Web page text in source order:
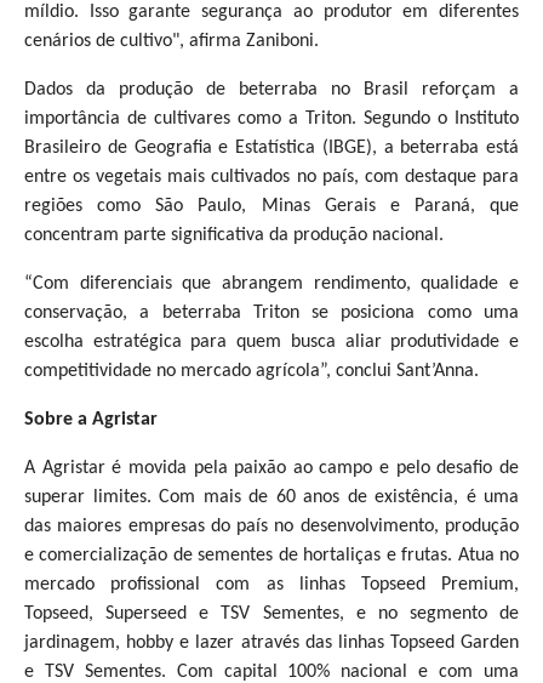
míldio. Isso garante segurança ao produtor em diferentes
cenários de cultivo", afirma Zaniboni.
Dados da produção de beterraba no Brasil reforçam a
importância de cultivares como a Triton. Segundo o Instituto
Brasileiro de Geografia e Estatística (IBGE), a beterraba está
entre os vegetais mais cultivados no país, com destaque para
regiões como São Paulo, Minas Gerais e Paraná, que
concentram parte significativa da produção nacional.
“Com diferenciais que abrangem rendimento, qualidade e
conservação, a beterraba Triton se posiciona como uma
escolha estratégica para quem busca aliar produtividade e
competitividade no mercado agrícola”, conclui Sant’Anna.
Sobre a Agristar
A Agristar é movida pela paixão ao campo e pelo desafio de
superar limites. Com mais de 60 anos de existência, é uma
das maiores empresas do país no desenvolvimento, produção
e comercialização de sementes de hortaliças e frutas. Atua no
mercado profissional com as linhas Topseed Premium,
Topseed, Superseed e TSV Sementes, e no segmento de
jardinagem, hobby e lazer através das linhas Topseed Garden
e TSV Sementes. Com capital 100% nacional e com uma